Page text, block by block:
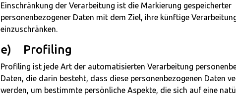
Einschränkung der Verarbeitung ist die Markierung gespeicherter
personenbezogener Daten mit dem Ziel, ihre künftige
einzuschränken.
e) Profiling
Profiling ist jede Art der automatisierten Verarbeitung
Daten, die darin besteht, dass diese personenbezogenen Daten
werden, um bestimmte persönliche Aspekte, die sich auf eine